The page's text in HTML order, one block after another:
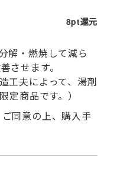
8pt還元
解・燃焼して減ら
させます。
工夫によって、湯剤
商品です。）
同意の上、購入手